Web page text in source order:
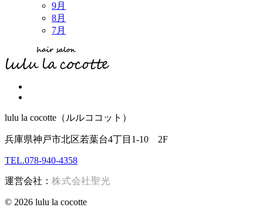
9月
8月
7月
lulu la cocotte（ルルココット）
兵庫県神戸市北区若葉台4丁目1-10 2F
TEL.078-940-4358
運営会社： 株式会社聖光
© 2026 lulu la cocotte